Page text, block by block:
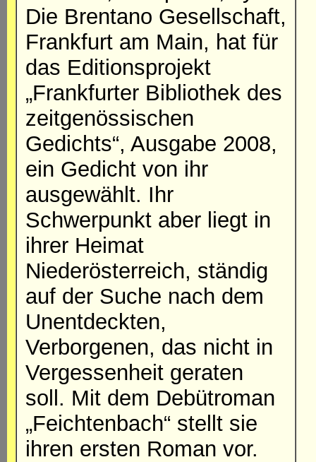
Die Brentano Gesellschaft,
Frankfurt am Main, hat für
das Editionsprojekt
„Frankfurter Bibliothek des
zeitgenössischen
Gedichts“, Ausgabe 2008,
ein Gedicht von ihr
ausgewählt. Ihr
Schwerpunkt aber liegt in
ihrer Heimat
Niederösterreich, ständig
auf der Suche nach dem
Unentdeckten,
Verborgenen, das nicht in
Vergessenheit geraten
soll. Mit dem Debütroman
„Feichtenbach“ stellt sie
ihren ersten Roman vor.